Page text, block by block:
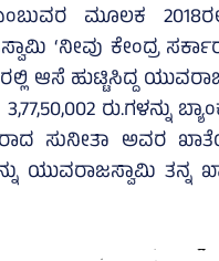
ಮೂಲಕ
‘ನೀವು ಕೇಂದ್ರ
ಆಸೆ ಹುಟ್ಟಿಸಿದ್ದ
ರು.ಗಳನ್ನು
ಸುನೀತಾ ಅವರ
ಯುವರಾಜಸ್ವಾಮಿ